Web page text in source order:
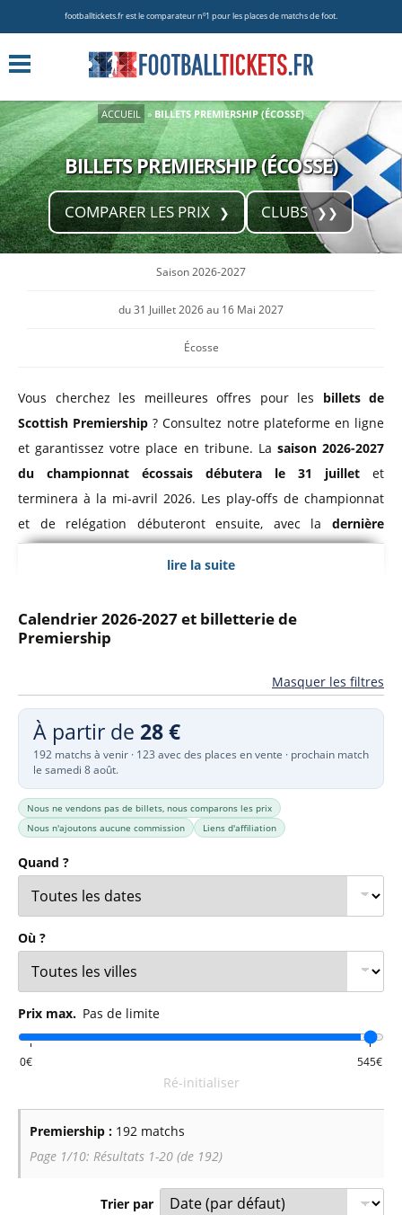
footballtickets.fr est le comparateur nº1 pour les places de matchs de foot.
ACCUEIL » BILLETS PREMIERSHIP (ÉCOSSE)
BILLETS PREMIERSHIP (ÉCOSSE)
COMPARER LES PRIX CLUBS
Saison 2026-2027
du 31 Juillet 2026 au 16 Mai 2027
Écosse
Vous cherchez les meilleures offres pour les billets de
Scottish Premiership ? Consultez notre plateforme en ligne
et garantissez votre place en tribune. La saison 2026-2027
du championnat écossais débutera le 31 juillet et
terminera à la mi-avril 2026. Les play-offs de championnat
et de relégation débuteront ensuite, avec la dernière
journée le 16 mai 2027. Comparez les tarifs avant d'acheter
billets pour un match de Premiership écossaise
Si vous rêvez de vivre l'ambiance unique d'un match de foot
comparaison se révèle être votre allié indispensable, vous
présentant les meilleures offres de billets pour la
Premiership écossaise.
lire la suite
Calendrier 2026-2027 et billetterie de
Premiership
Masquer les filtres
À partir de 28 €
192 matchs à venir · 123 avec des places en vente · prochain match
le samedi 8 août.
Nous ne vendons pas de billets, nous comparons les prix
Nous n'ajoutons aucune commission
Liens d'affiliation
Quand ?
Où ?
Prix max. Pas de limite
Ré-initialiser
Premiership : 192 matchs
Page 1/10: Résultats 1-20 (de 192)
Trier par